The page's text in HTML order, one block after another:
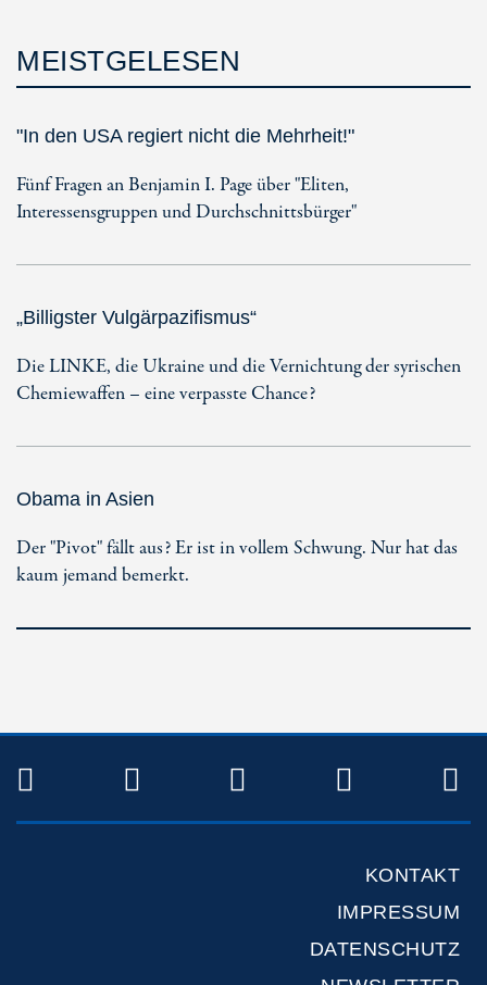
MEISTGELESEN
"In den USA regiert nicht die Mehrheit!"
Fünf Fragen an Benjamin I. Page über "Eliten,
Interessensgruppen und Durchschnittsbürger"
„Billigster Vulgärpazifismus“
Die LINKE, die Ukraine und die Vernichtung der syrischen
Chemiewaffen – eine verpasste Chance?
Obama in Asien
Der "Pivot" fällt aus? Er ist in vollem Schwung. Nur hat das
kaum jemand bemerkt.
TWITTERFACEBOOKINSTAGRAM
KONTAKT
IMPRESSUM
DATENSCHUTZ